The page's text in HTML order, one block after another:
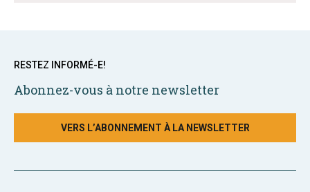
RESTEZ INFORMÉ-E!
Abonnez-vous à notre newsletter
VERS L’ABONNEMENT À LA NEWSLETTER